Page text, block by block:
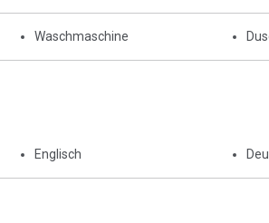
Waschmaschine
Englisch